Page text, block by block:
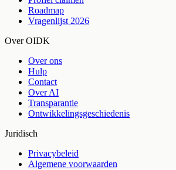
Roadmap
Vragenlijst 2026
Over OIDK
Over ons
Hulp
Contact
Over AI
Transparantie
Ontwikkelingsgeschiedenis
Juridisch
Privacybeleid
Algemene voorwaarden